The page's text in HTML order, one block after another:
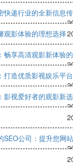
快递行业的全新信息
观影体验的理想选择
畅享高清观影新体验
打造优质影视娱乐平
影视爱好者的观影新
SEO公司：提升您网